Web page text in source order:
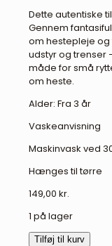
Dette autentiske
Gennem
om hestepleje
udstyr og
måde for små
om heste.
Alder: Fra 3 år
Vaskeanvisning
Maskinvask ved
Hænges til tørre
149,00 kr.
1 på lager
LeMieux
Tilføj til kurv